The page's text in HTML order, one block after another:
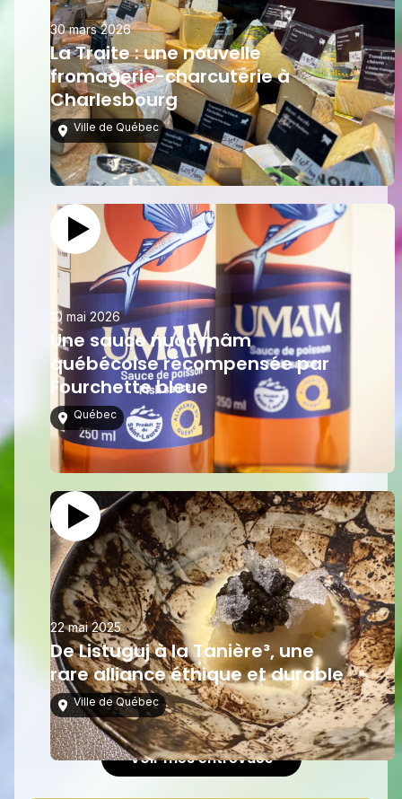
30 mars 2026
La Traite : une nouvelle
fromagerie-charcuterie à
Charlesbourg
Ville de Québec
10 mai 2026
Une sauce nuoc mâm
québécoise récompensée par
Fourchette bleue
Québec
22 mai 2025
De Listuguj à la Tanière³, une
rare alliance éthique et durable
Ville de Québec
Voir mes entrevues